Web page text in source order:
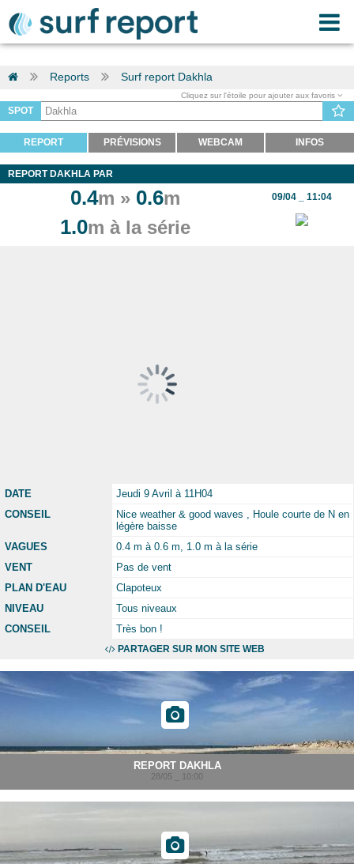
Reports Surf report Dakhla
Cliquez sur l'étoile pour ajouter aux favoris
SPOT
REPORT PRÉVISIONS WEBCAM INFOS
REPORT DAKHLA PAR
0.4m » 0.6m
1.0m à la série
09/04 _ 11:04
DATE
Jeudi 9 Avril à 11H04
CONSEIL
Nice weather & good waves , Houle courte de N en
légère baisse
VAGUES
0.4 m à 0.6 m, 1.0 m à la série
VENT
Pas de vent
PLAN D'EAU
Clapoteux
NIVEAU
Tous niveaux
CONSEIL
Très bon !
PARTAGER SUR MON SITE WEB
REPORT DAKHLA
28/05 _ 10:00